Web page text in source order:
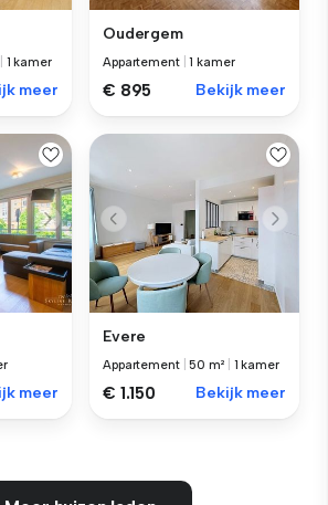
1 kamer
meer
Oudergem
Appartement |1 kamer
€ 895 Bekijk meer
meer
Evere
Appartement |50 m² 1 kamer
€ 1.150 Bekijk meer